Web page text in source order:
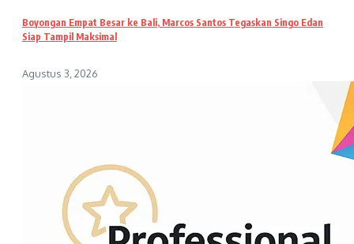
Boyongan Empat Besar ke Bali, Marcos Santos Tegaskan Singo Edan
Siap Tampil Maksimal
Agustus 3, 2026